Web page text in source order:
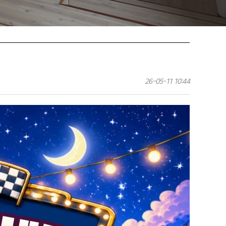
26-05-11 10:44